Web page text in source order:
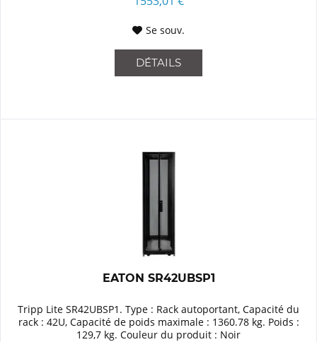
Se souv.
DÉTAILS
EATON SR42UBSP1
Tripp Lite SR42UBSP1. Type : Rack autoportant, Capacité du
rack : 42U, Capacité de poids maximale : 1360.78 kg. Poids :
129,7 kg. Couleur du produit : Noir